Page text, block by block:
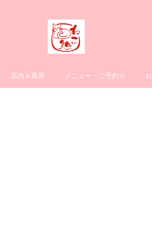
店内＆風景 メニュー・ご予約☆